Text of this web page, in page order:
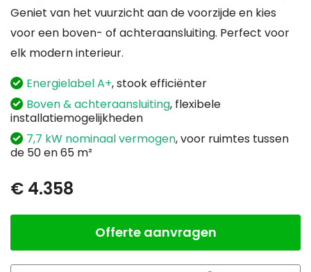
afbeeldingen-
gallerij
Geniet van het vuurzicht aan de voorzijde en kies
voor een boven- of achteraansluiting. Perfect voor
elk modern interieur.
Energielabel A+, stook efficiënter
Boven & achteraansluiting, flexibele
installatiemogelijkheden
7,7 kW nominaal vermogen, voor ruimtes tussen
de 50 en 65 m²
€ 4.358
Offerte aanvragen